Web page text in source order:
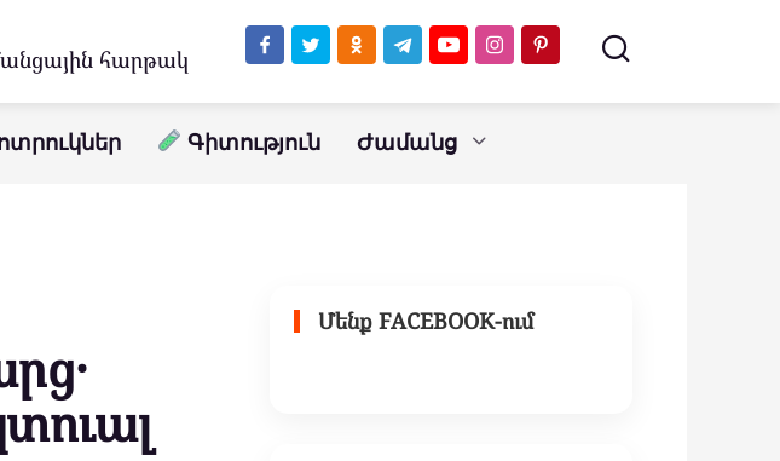
հարթակ
Գիտություն Ժամանց
Մենք FACEBOOK-ում
ձեր կյանքը